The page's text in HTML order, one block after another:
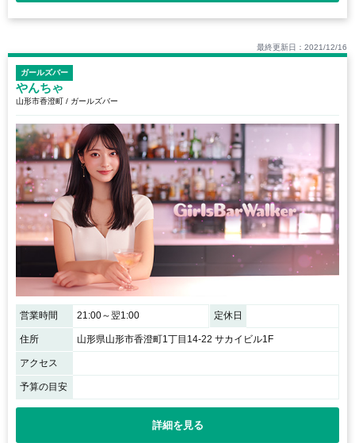
最終更新日：2021/12/16
ガールズバー
やんちゃ
山形市香澄町 / ガールズバー
営業時間 21:00～翌1:00 定休日
住所 山形県山形市香澄町1丁目14-22 サカイビル1F
アクセス
予算の目安
詳細を見る